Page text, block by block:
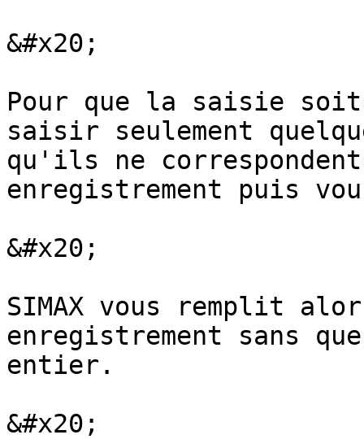
&#x20;
Pour que la saisie
saisir seulement
qu'ils ne
enregistrement puis
&#x20;
SIMAX vous remplit
enregistrement sans
entier.
&#x20;